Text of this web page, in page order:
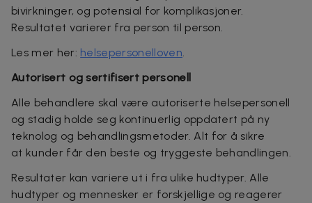
bivirkninger, og potensial for komplikasjoner.
Resultatet varierer fra person til person.
Les mer her: helsepersonelloven
Autorisert og sertifisert personell
Alle behandlere skal være autoriserte helsepersonell
og stadig holde seg kontinuerlig oppdatert på ny
teknolog og behandlingsmetoder. Alt for å sikre
at kunder får den beste og tryggeste behandlingen.
Resultater kan variere ut i fra ulike hudtyper. Alle
hudtyper og mennesker er forskjellige og reagerer